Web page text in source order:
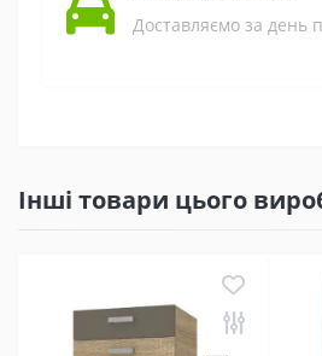
Доставляємо за день
Інші товари цього